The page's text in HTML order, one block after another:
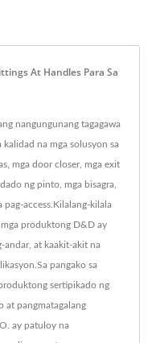
At Handles Para Sa
nangungunang tagagawa
kalidad na mga solusyon sa
mga door closer, mga exit
ng pinto, mga bisagra,
pag-access.Kilalang-kilala
produktong D&D ay
andar, at kaakit-akit na
pangako sa
sertipikado ng
at pangmatagalang
ay patuloy na